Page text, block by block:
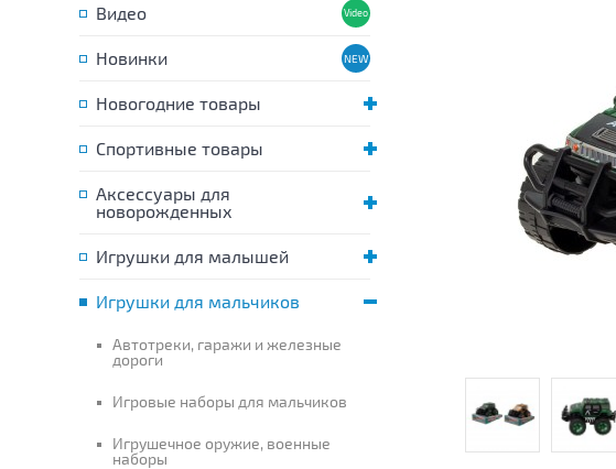
Видео
Новинки
Новогодние товары
Спортивные товары
Аксессуары для
новорожденных
Игрушки для малышей
Игрушки для мальчиков
Автотреки, гаражи и железные
дороги
Игровые наборы для мальчиков
Игрушечное оружие, военные
наборы